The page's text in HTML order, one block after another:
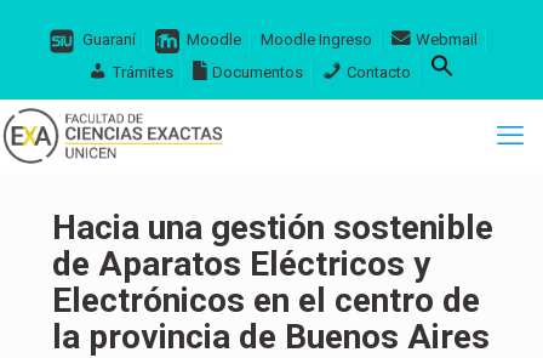
Guaraní Moodle Moodle Ingreso
Webmail
Trámites
Documentos Contacto
Hacia una gestión sostenible
de Aparatos Eléctricos y
Electrónicos en el centro de
la provincia de Buenos Aires